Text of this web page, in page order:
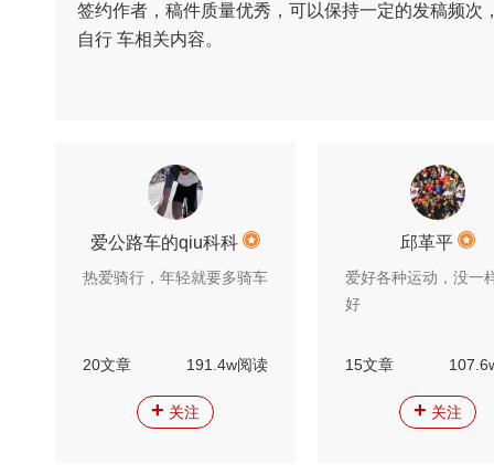
签约作者，稿件质量优秀，可以保持一定的发稿频次
自行 车相关内容。
爱公路车的qiu科科
热爱骑行，年轻就要多骑车
20文章 191.4w阅读
+ 关注
邱革平
爱好各种运动，没一
好
15文章
+ 关注